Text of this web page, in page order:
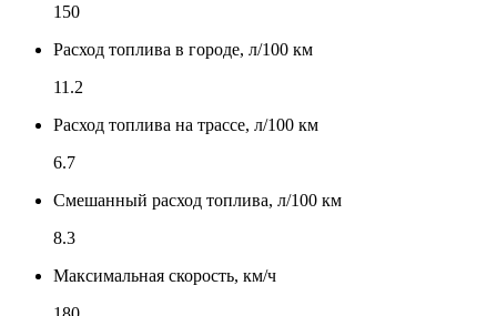
150
Расход топлива в городе, л/100 км
11.2
Расход топлива на трассе, л/100 км
6.7
Смешанный расход топлива, л/100 км
8.3
Максимальная скорость, км/ч